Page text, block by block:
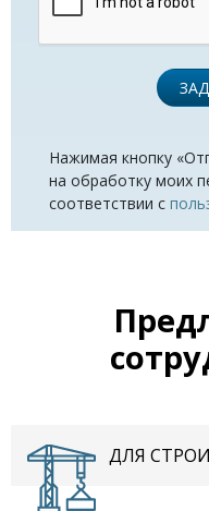
Нажимая кнопку
на обработку моих
соответствии с
ДЛЯ